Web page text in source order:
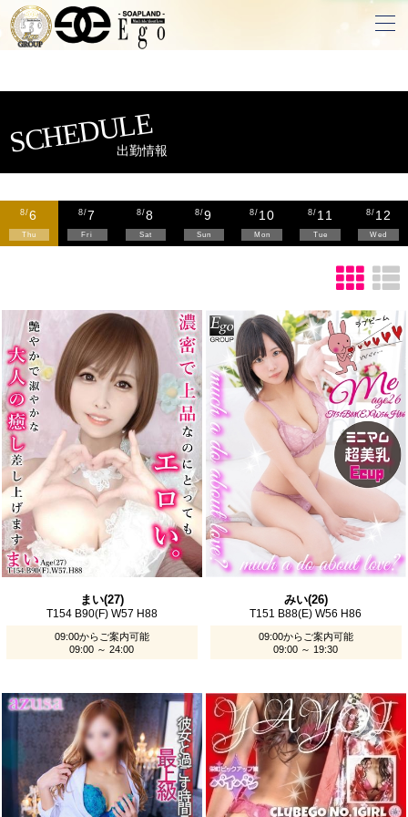
SCHEDULE
出勤情報
8/6
Thu
8/7
Fri
8/8
Sat
8/9
Sun
8/ 10
Mon
8/ 11
Tue
8/ 12
Wed
まい(27)
T154 B90(F) W57 H88
09:00からご案内可能
09:00 ～ 24:00
みい(26)
T151 B88(E) W56 H86
09:00からご案内可能
09:00 ～ 19:30